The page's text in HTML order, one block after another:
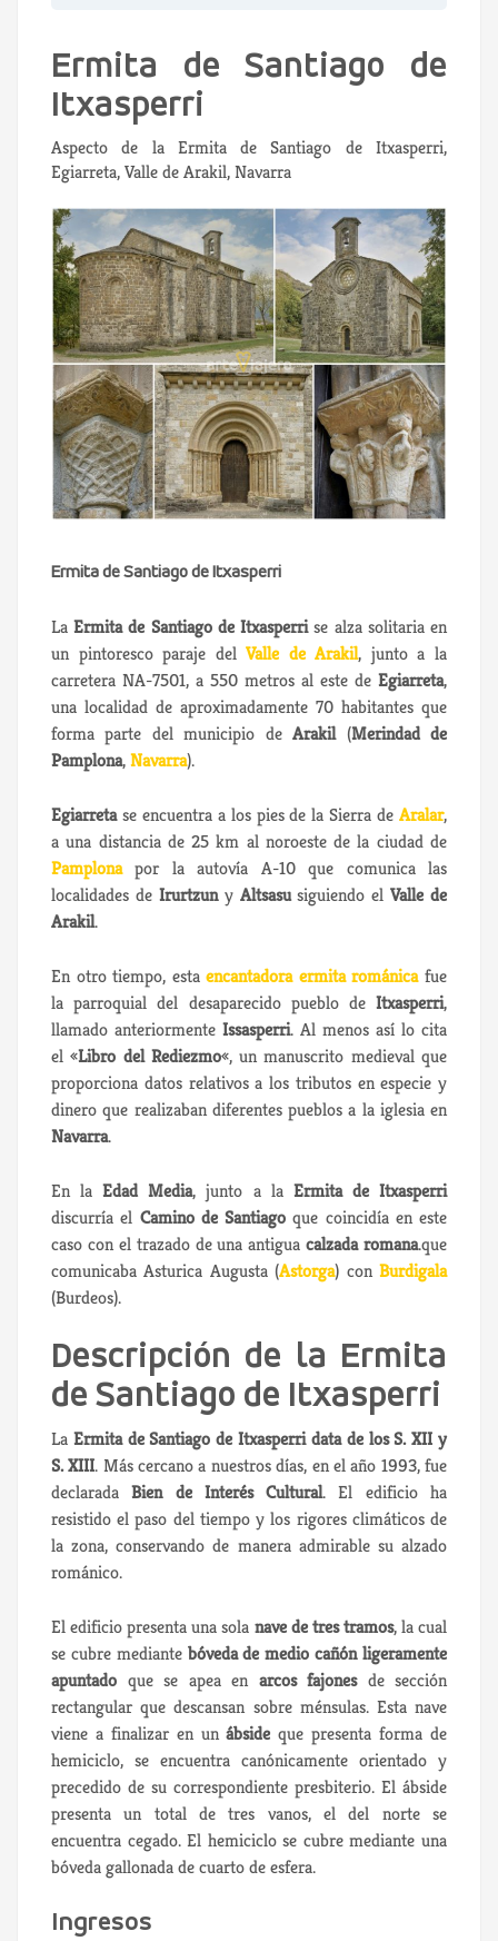
Ermita de Santiago de
Itxasperri
Aspecto de la Ermita de Santiago de Itxasperri,
Egiarreta, Valle de Arakil, Navarra
Ermita de Santiago de Itxasperri
LaErmita de Santiago de Itxasperrise alza solitaria en
un pintoresco paraje delValle de Arakil, junto a la
carretera NA-7501, a 550 metros al este de Egiarreta,
una localidad de aproximadamente 70 habitantes que
forma parte del municipio deArakil(Merindad de
Pamplona,Navarra).
Egiarretase encuentra a los pies de la Sierra de Aralar,
a una distancia de 25 km al noroeste de la ciudad de
Pamplonapor la autovía A-10 que comunica las
localidades de Irurtzuny Altsasusiguiendo elValle de
Arakil.
En otro tiempo, estaencantadora ermita románicafue
la parroquial del desaparecido pueblo de Itxasperri,
llamado anteriormente Issasperri. Al menos así lo cita
el «Libro del Rediezmo«, un manuscrito medieval que
proporciona datos relativos a los tributos en especie y
dinero que realizaban diferentes pueblos a la iglesia en
Navarra.
En laEdad Media, junto a la Ermita de Itxasperri
discurría el Camino de Santiago que coincidía en este
caso con el trazado de una antiguacalzada romana.que
comunicaba Asturica Augusta (Astorga) conBurdigala
(Burdeos).
Descripción de la Ermita
de Santiago de Itxasperri
La Ermita de Santiago de Itxasperri data de los S. XII y
S. XIII. Más cercano a nuestros días, en el año 1993, fue
declaradaBien de Interés Cultural. El edificio ha
resistido el paso del tiempo y los rigores climáticos de
la zona, conservando de manera admirable su alzado
románico.
El edificio presenta una sola nave de tres tramos, la cual
se cubre mediante bóveda de medio cañón ligeramente
apuntado que se apea en arcos fajonesde sección
rectangular que descansan sobre ménsulas. Esta nave
viene a finalizar en unábsideque presenta forma de
hemiciclo, se encuentra canónicamente orientado y
precedido de su correspondiente presbiterio. El ábside
presenta un total de tres vanos, el del norte se
encuentra cegado. El hemiciclo se cubre mediante una
bóveda gallonada de cuarto de esfera.
Ingresos